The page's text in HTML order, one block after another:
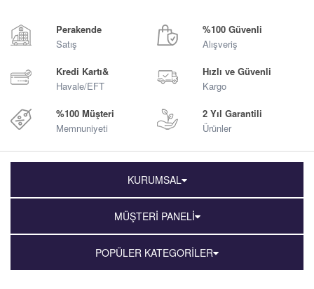
Perakende
Satış
%100 Güvenli
Alışveriş
Kredi Kartı&
Havale/EFT
Hızlı ve Güvenli
Kargo
%100 Müşteri
Memnuniyeti
2 Yıl Garantili
Ürünler
KURUMSAL
MÜŞTERİ PANELİ
POPÜLER KATEGORİLER